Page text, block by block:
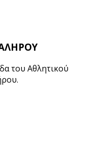
του Αθλητικού